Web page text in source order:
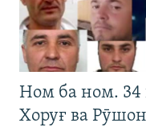
Ном ба ном. 34
Хоруғ ва Рӯшон